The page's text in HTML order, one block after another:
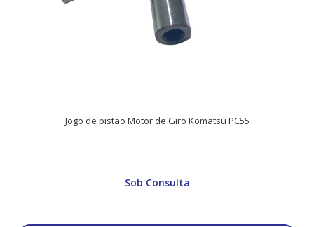
Jogo de pistão Motor de Giro Komatsu PC55
Sob Consulta